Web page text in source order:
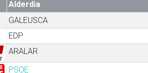
Alderdia
GALEUSCA
EDP
ARALAR
PSOE